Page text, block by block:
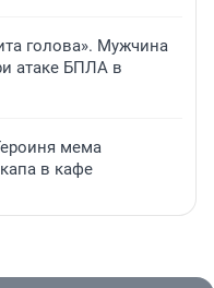
голова». Мужчина
атаке БПЛА в
мема
в кафе